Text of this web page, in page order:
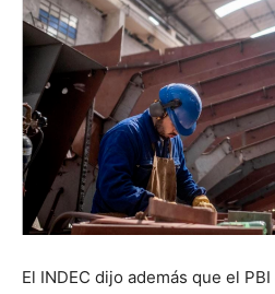
El INDEC dijo además que el